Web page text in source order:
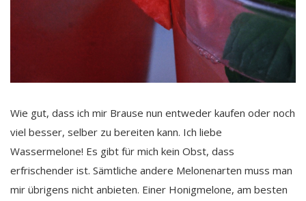
Wie gut, dass ich mir Brause nun entweder kaufen oder noch
viel besser, selber zu bereiten kann. Ich liebe
Wassermelone! Es gibt für mich kein Obst, dass
erfrischender ist. Sämtliche andere Melonenarten muss man
mir übrigens nicht anbieten. Einer Honigmelone, am besten